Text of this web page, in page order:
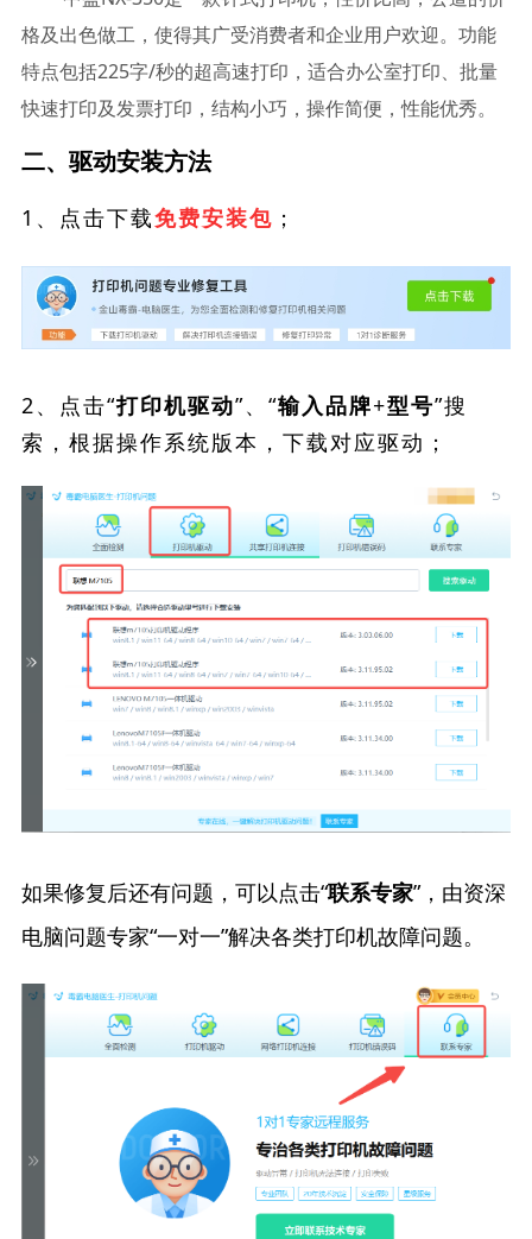
格及出色做工，使得其广受消费者和企业用户欢迎。功能
特点包括225字/秒的超高速打印，适合办公室打印、批量
快速打印及发票打印，结构小巧，操作简便，性能优秀。
二、驱动安装方法
1、点击下载免费安装包 ；
2、点击“打印机驱动”、“输入品牌+型号”搜
索，根据操作系统版本，下载对应驱动；
如果修复后还有问题，可以点击“联系专家”，由资深
电脑问题专家“一对一”解决各类打印机故障问题。